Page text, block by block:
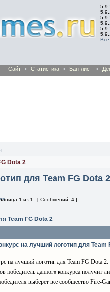
Все
Сайт • Статистика • Бан-лист •
Dota 2
для Team FG Dota 2
1 из 1
[ Сообщений: 4 ]
Team FG Dota 2
на лучший логотип для Team
на лучший логотип для Team FG Dota 2.
победитель данного конкурса получит
выберет все сообщество Fire-